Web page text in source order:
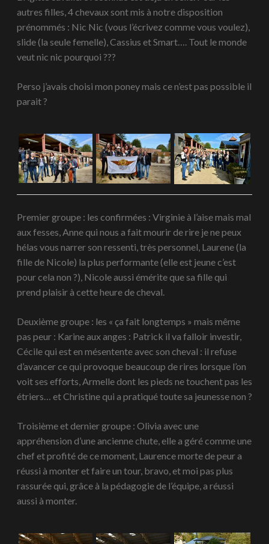
autres filles, 4 chevaux sont mis à notre disposition
prénommés : Nic Nic (vous l’écrivez comme vous voulez),
slide (la seule femelle), Cassius et Smart…. Tout le monde
veut nic nic pourquoi ???
Perso j’avais choisi mon poney mais ce n’est pas possible il
parait ?
Premier groupe : les confirmées : Virginie à l’aise mais mal
aux fesses, Anne qui nous a fait mourir de rire je ne peux
hélas vous narrer son ressenti, très personnel, Laurene (la
fille de Nicole) la plus performante (elle est jeune c’est
pour cela non ?), Nicole aussi émérite que sa fille qui
prend plaisir à cette heure de cheval.
Deuxième groupe : les « ça fait longtemps » mais même
pas peur : Karine aux anges : Patrick il va falloir investir,
Cécile qui est en mésentente avec son cheval : il refuse
d’avancer ce qui provoque beaucoup de rires lorsque l’on
voit ses efforts, Armelle dont les pieds ne touchent pas les
étriers… et Christine qui a pratiqué toute sa jeunesse non ?
Troisième et dernier groupe : Olivia avec une
appréhension d’une ancienne chute, elle a géré comme une
chef et profité de ce moment, Laurence morte de peur a
réussi à monter et faire un tour, bravo, et moi pas plus
rassurée qui, grâce à la pédagogie de l’équipe, a réussi
aussi à monter.